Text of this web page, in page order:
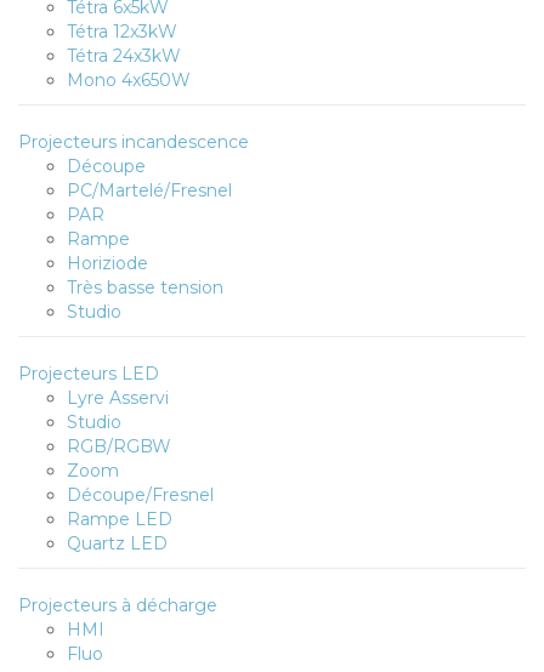
Tétra 6x5kW
Tétra 12x3kW
Tétra 24x3kW
Mono 4x650W
Projecteurs incandescence
Découpe
PC/Martelé/Fresnel
PAR
Rampe
Horiziode
Très basse tension
Studio
Projecteurs LED
Lyre Asservi
Studio
RGB/RGBW
Zoom
Découpe/Fresnel
Rampe LED
Quartz LED
Projecteurs à décharge
HMI
Fluo